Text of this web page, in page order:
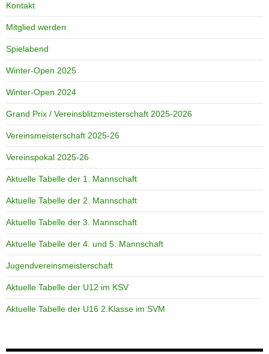
Kontakt
Mitglied werden
Spielabend
Winter-Open 2025
Winter-Open 2024
Grand Prix / Vereinsblitzmeisterschaft 2025-2026
Vereinsmeisterschaft 2025-26
Vereinspokal 2025-26
Aktuelle Tabelle der 1. Mannschaft
Aktuelle Tabelle der 2. Mannschaft
Aktuelle Tabelle der 3. Mannschaft
Aktuelle Tabelle der 4. und 5. Mannschaft
Jugendvereinsmeisterschaft
Aktuelle Tabelle der U12 im KSV
Aktuelle Tabelle der U16 2.Klasse im SVM